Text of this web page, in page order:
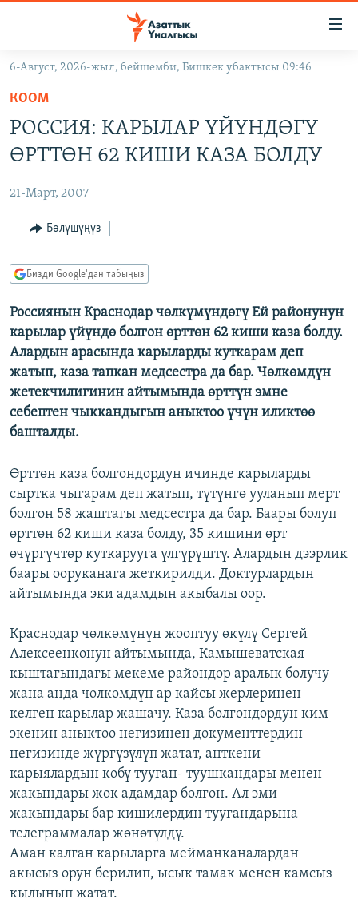
Навигацияга
өтүңүз
Издөөгө
салыңыз
ЭКОНОМИКА
МАДАНИЯТ
БОРБОР АЗИЯ
АТАЙЫН ИЛИКТӨӨ
ТВ ПРОГРАММАЛАР
ЭКСПЕРТТЕР ТАЛДАЙТ
БИЗ ЖАНА ДҮЙНӨ
ДАНИСТЕ
ЭЖЕ-СИҢДИЛЕР
АЗАТТЫК+
ЫҢГАЙСЫЗ СУРООЛОР
ӨЗГӨЧӨ ПИКИР
Русский
ОНЛАЙН ШЕРИНЕ
ЭЕ/АРнун бардык сайттары
6-Август, 2026-жыл, бейшемби, Бишкек убактысы 09:46
КООМ
РОССИЯ: КАРЫЛАР ҮЙҮНДӨГҮ
ӨРТТӨН 62 КИШИ КАЗА БОЛДУ
21-Март, 2007
Бөлүшүңүз
Бизди Google'дан табыңыз
Россиянын Краснодар чөлкүмүндөгү Ей районунун
карылар үйүндө болгон өрттөн 62 киши каза болду.
Алардын арасында карыларды куткарам деп
жатып, каза тапкан медсестра да бар. Чөлкөмдүн
жетекчилигинин айтымында өрттүн эмне
себептен чыккандыгын аныктоо үчүн иликтөө
башталды.
Өрттөн каза болгондордун ичинде карыларды
сыртка чыгарам деп жатып, түтүнгө ууланып мерт
болгон 58 жаштагы медсестра да бар. Баары болуп
өрттөн 62 киши каза болду, 35 кишини өрт
өчүргүчтөр куткарууга үлгүрүштү. Алардын дээрлик
баары ооруканага жеткирилди. Доктурлардын
айтымында эки адамдын акыбалы оор.
Краснодар чөлкөмүнүн жооптуу өкүлү Сергей
Алексеенконун айтымында, Камышеватская
кыштагындагы мекеме райондор аралык болучу
жана анда чөлкөмдүн ар кайсы жерлеринен
келген карылар жашачу. Каза болгондордун ким
экенин аныктоо негизинен документтердин
негизинде жүргүзүлүп жатат, анткени
карыялардын көбү тууган- туушкандары менен
жакындары жок адамдар болгон. Ал эми
жакындары бар кишилердин туугандарына
телеграммалар жөнөтүлдү.
Аман калган карыларга мейманканалардан
акысыз орун берилип, ысык тамак менен камсыз
кылынып жатат.